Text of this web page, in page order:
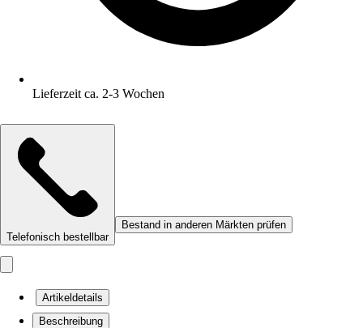
Lieferzeit ca. 2-3 Wochen
Telefonisch bestellbar
Bestand in anderen Märkten prüfen
Artikeldetails
Beschreibung